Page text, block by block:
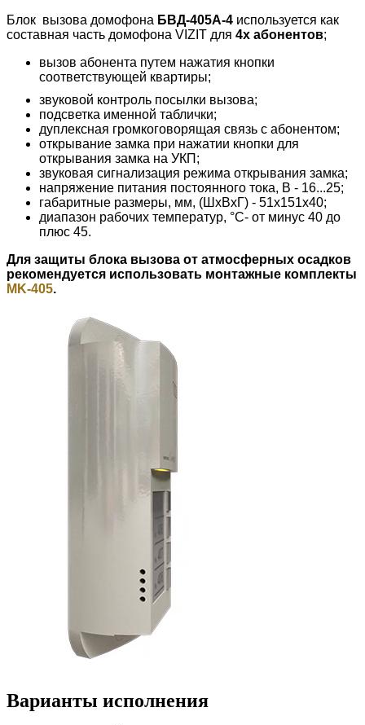
Блок вызова домофона БВД-405A-4 используется как
составная часть домофона VIZIT для 4х абонентов;
вызов абонента путем нажатия кнопки
соответствующей квартиры;
звуковой контроль посылки вызова;
подсветка именной таблички;
дуплексная громкоговорящая связь с абонентом;
открывание замка при нажатии кнопки для
открывания замка на УКП;
звуковая сигнализация режима открывания замка;
напряжение питания постоянного тока, В - 16...25;
габаритные размеры, мм, (ШхВхГ) - 51х151х40;
диапазон рабочих температур, °C- от минус 40 до
плюс 45.
Для защиты блока вызова от атмосферных осадков
рекомендуется использовать монтажные комплекты
МK-405.
Варианты исполнения